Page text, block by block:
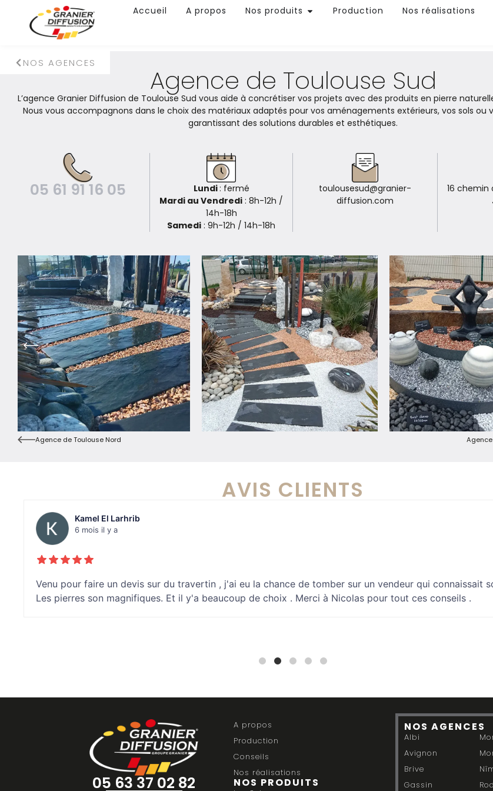
Accueil A propos Nos produits Production Nos réalisations
Agence de Toulouse Sud
L’agence Granier Diffusion de Toulouse Sud vous aide à concrétiser vos projets avec des produits en pierre
Nous vous accompagnons dans le choix des matériaux adaptés pour vos aménagements extérieurs, vos sols ou
garantissant des solutions durables et esthétiques.
05 61 91 16 05 Lundi: fermé
Mardi au Vendredi : 8h-12h /
14h-18h
Samedi : 9h-12h / 14h-18h
toulousesud@granier-
diffusion.com
16 chemin
NOS AGENCES
Agence de Toulouse Nord
AVIS CLIENTS
Kamel El Larhrib
6 mois il y a
Venu pour faire un devis sur du travertin , j'ai eu la chance de tomber sur un vendeur qui connaissait
Les pierres son magnifiques. Et il y'a beaucoup de choix . Merci à Nicolas pour tout ces conseils .
05 63 37 02 82
A propos
Production
Conseils
Nos réalisations
NOS PRODUITS
NOS AGENCES
Albi
Avignon
Brive
Gassin